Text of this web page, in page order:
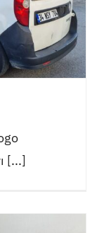
[...]